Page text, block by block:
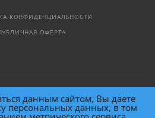
КОНФИДЕНЦИАЛЬНОСТИ
ОФЕРТА
данным сайтом, Вы даете
персональных данных, в том